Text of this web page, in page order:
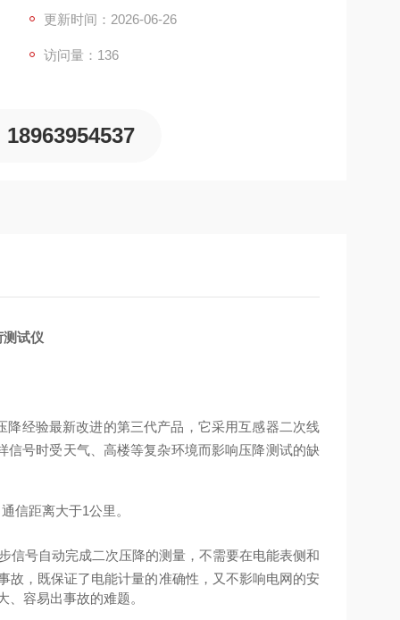
更新时间：2026-06-26
访问量：136
18963954537
试仪
降经验最新改进的第三代产品，它采用互感器二次线
号时受天气、高楼等复杂环境而影响压降测试的缺
信距离大于1公里。
信号自动完成二次压降的测量，不需要在电能表侧和
故，既保证了电能计量的准确性，又不影响电网的安
容易出事故的难题。